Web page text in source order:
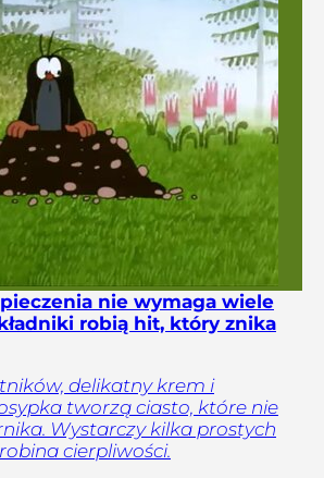
nie wymaga wiele
robią hit, który znika
delikatny krem i
tworzą ciasto, które nie
Wystarczy kilka prostych
cierpliwości.